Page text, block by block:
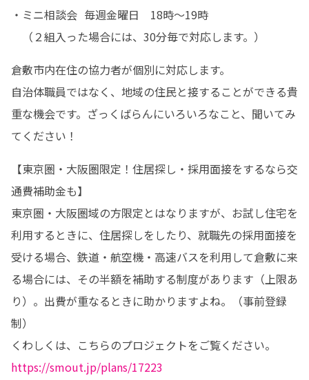
・ミニ相談会  毎週金曜日　18時～19時
（２組入った場合には、30分毎で対応します。）
倉敷市内在住の協力者が個別に対応します。
自治体職員ではなく、地域の住民と接することができる貴
重な機会です。ざっくばらんにいろいろなこと、聞いてみ
てください！
【東京圏・大阪圏限定！住居探し・採用面接をするなら交
通費補助金も】
東京圏・大阪圏域の方限定とはなりますが、お試し住宅を
利用するときに、住居探しをしたり、就職先の採用面接を
受ける場合、鉄道・航空機・高速バスを利用して倉敷に来
る場合には、その半額を補助する制度があります（上限あ
り）。出費が重なるときに助かりますよね。（事前登録
制）
くわしくは、こちらのプロジェクトをご覧ください。
https://smout.jp/plans/17223